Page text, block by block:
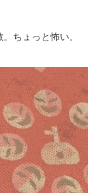
ちょっと怖い。